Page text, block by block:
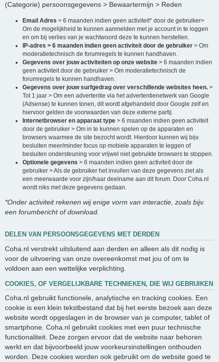
(Categorie) persoonsgegevens > Bewaartermijn > Reden
Email Adres > 6 maanden indien geen activiteit* door de gebruiker>
Om de mogelijkheid te kunnen aanmelden met je account in te loggen
en om bij verlies van je wachtwoord deze te kunnen herstellen.
IP-adres > 6 maanden indien geen activiteit door de gebruiker > Om
moderatietechnisch de forumregels te kunnen handhaven.
Gegevens over jouw activiteiten op onze website > 6 maanden indien
geen activiteit door de gebruiker > Om moderatietechnisch de
forumregels te kunnen handhaven.
Gegevens over jouw surfgedrag over verschillende websites heen. >
Tot 1 jaar > Om een advertentie via het advertentienetwerk van Google
(Adsense) te kunnen tonen, dit wordt afgehandeld door Google zelf en
hiervoor gelden de voorwaarden van deze externe partij.
Internetbrowser en apparaat type > 6 maanden indien geen activiteit
door de gebruiker > Om in te kunnen spelen op de apparaten en
browsers waarmee de site bezocht wordt. Hierdoor kunnen wij bijv.
besluiten meer/minder focus op mobiele apparaten te leggen of
besluiten ondersteuning voor vrijwel niet gebruikte browsers te stoppen.
Optionele gegevens > 6 maanden indien geen activiteit door de
gebruiker > Als de gebruiker het invullen van deze gegevens ziet als
een meerwaarde voor zijn/haar deelname aan dit forum. Door Coha.nl
wordt niks met deze gegevens gedaan.
*Onder activiteit rekenen wij enige vorm van interactie, zoals bijv.
een forumbericht of download.
DELEN VAN PERSOONSGEGEVENS MET DERDEN
Coha.nl verstrekt uitsluitend aan derden en alleen als dit nodig is
voor de uitvoering van onze overeenkomst met jou of om te
voldoen aan een wettelijke verplichting.
COOKIES, OF VERGELIJKBARE TECHNIEKEN, DIE WIJ GEBRUIKEN
Coha.nl gebruikt functionele, analytische en tracking cookies. Een
cookie is een klein tekstbestand dat bij het eerste bezoek aan deze
website wordt opgeslagen in de browser van je computer, tablet of
smartphone. Coha.nl gebruikt cookies met een puur technische
functionaliteit. Deze zorgen ervoor dat de website naar behoren
werkt en dat bijvoorbeeld jouw voorkeursinstellingen onthouden
worden. Deze cookies worden ook gebruikt om de website goed te